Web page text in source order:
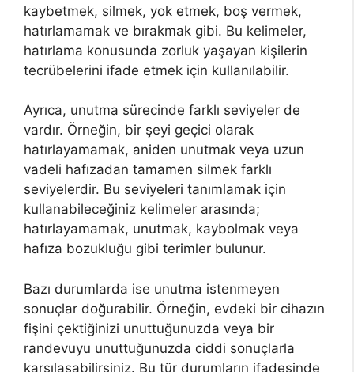
kaybetmek, silmek, yok etmek, boş vermek,
hatırlamamak ve bırakmak gibi. Bu kelimeler,
hatırlama konusunda zorluk yaşayan kişilerin
tecrübelerini ifade etmek için kullanılabilir.
Ayrıca, unutma sürecinde farklı seviyeler de
vardır. Örneğin, bir şeyi geçici olarak
hatırlayamamak, aniden unutmak veya uzun
vadeli hafızadan tamamen silmek farklı
seviyelerdir. Bu seviyeleri tanımlamak için
kullanabileceğiniz kelimeler arasında;
hatırlayamamak, unutmak, kaybolmak veya
hafıza bozukluğu gibi terimler bulunur.
Bazı durumlarda ise unutma istenmeyen
sonuçlar doğurabilir. Örneğin, evdeki bir cihazın
fişini çektiğinizi unuttuğunuzda veya bir
randevuyu unuttuğunuzda ciddi sonuçlarla
karşılaşabilirsiniz. Bu tür durumların ifadesinde